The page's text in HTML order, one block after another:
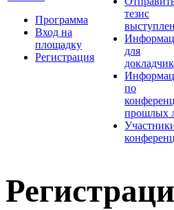
Программа
Вход на
площадку
Регистрация
тезис
для
по
прошлых